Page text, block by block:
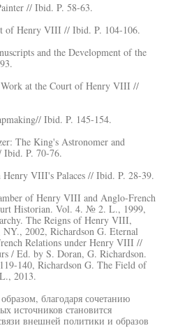
// Ibid. P. 58-63.
of Henry VIII // Ibid. P. 104-106.
and the Development of the
at the Court of Henry VIII //
Ibid. P. 145-154.
The King's Astronomer and
Ibid. P. 70-76.
Henry VIII's Palaces // Ibid. P. 28-39.
of Henry VIII and Anglo-French
Historian. Vol. 4. № 2. L., 1999,
The Reigns of Henry VIII,
2002, Richardson G. Eternal
Relations under Henry VIII //
/ Ed. by S. Doran, G. Richardson.
140, Richardson G. The Field of
2013.
благодаря сочетанию
источников становится
внешней политики и образов